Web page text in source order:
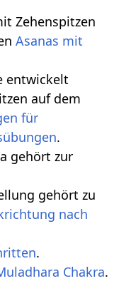
Zehenspitzen
Asanas mit
entwickelt
auf dem
für
.
gehört zur
gehört zu
nach
.
Chakra.